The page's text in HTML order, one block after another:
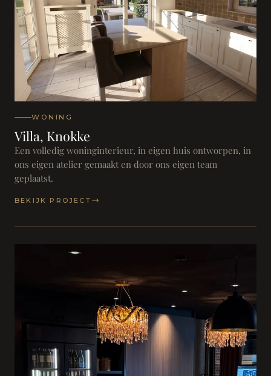
WONING
Villa, Knokke
Een volledig woninginterieur, in eigen huis ontworpen, in
ons eigen atelier gemaakt en door ons eigen team
geplaatst.
BEKIJK PROJECT